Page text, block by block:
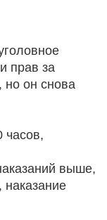
прав за
но он снова
часов,
выше,